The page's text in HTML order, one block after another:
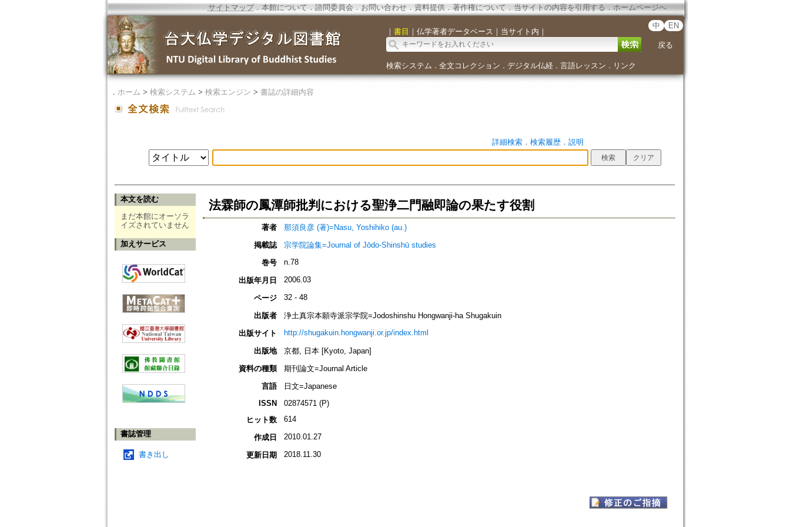
サイトマップ．本館について ． 諮問委員会． お問い合わせ． 資料提供． 著作権について．当サイトの内容を引用する ． ホームページへ
｜ 書目 ｜ 仏学著者データベース ｜ 当サイト内 ｜
中 EN
戻る
検索システム ． 全文コレクション ． デジタル仏経． 言語レッスン ． リンク
． ホーム > 検索システム > 検索エンジン > 書誌の詳細内容
詳細検索． 検索履歴． 説明
本文を読む
まだ本館にオーソラ
イズされていません
加えサービス
書誌管理
書き出し
法霖師の鳳潭師批判における聖浄二門融即論の果たす役割
著者
那須良彦 (著)=Nasu, Yoshihiko (au.)
掲載誌
宗学院論集=Journal of Jōdo-Shinshū studies
巻号
n.78
出版年月日 2006.03
ページ 32 - 48
出版者
浄土真宗本願寺派宗学院=Jodoshinshu Hongwanji-ha Shugakuin
出版サイト
http://shugakuin.hongwanji.or.jp/index.html
出版地
京都, 日本 [Kyoto, Japan]
資料の種類
期刊論文=Journal Article
言語
日文=Japanese
ISSN
02874571 (P)
ヒット数
614
作成日 2010.01.27
更新日期 2018.11.30